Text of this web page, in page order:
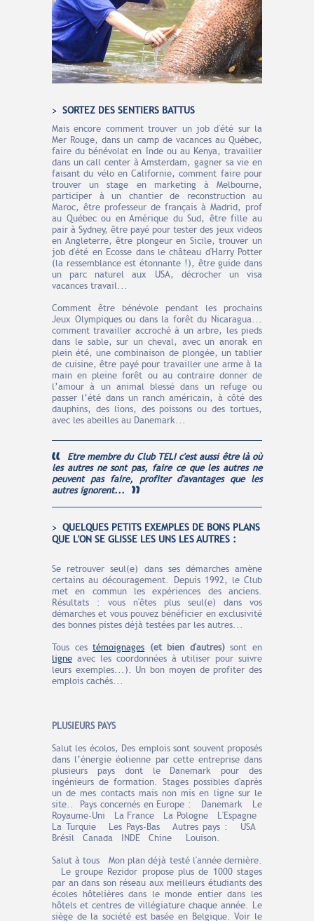
SORTEZ DES SENTIERS BATTUS
Mais encore comment trouver un job d'été sur la
Mer Rouge, dans un camp de vacances au Québec,
faire du bénévolat en Inde ou au Kenya, travailler
dans un call center à Amsterdam, gagner sa vie en
faisant du vélo en Californie, comment faire pour
trouver un stage en marketing à Melbourne,
participer à un chantier de reconstruction au
Maroc, être professeur de français à Madrid, prof
au Québec ou en Amérique du Sud, être fille au
pair à Sydney, être payé pour tester des jeux videos
en Angleterre, être plongeur en Sicile, trouver un
job d'été en Ecosse dans le château d'Harry Potter
(la ressemblance est étonnante !), être guide dans
un parc naturel aux USA, décrocher un visa
vacances travail...
Comment être bénévole pendant les prochains
Jeux Olympiques ou dans la forêt du Nicaragua...
comment travailler accroché à un arbre, les pieds
dans le sable, sur un cheval, avec un anorak en
plein été, une combinaison de plongée, un tablier
de cuisine, être payé pour travailler une arme à la
main en pleine forêt ou au contraire donner de
l’amour à un animal blessé dans un refuge ou
passer l’été dans un ranch américain, à côté des
dauphins, des lions, des poissons ou des tortues,
avec les abeilles au Danemark...
Etre membre du Club TELI c'est aussi être là où
les autres ne sont pas, faire ce que les autres ne
peuvent pas faire, profiter d'avantages que les
autres ignorent...
QUELQUES PETITS EXEMPLES DE BONS PLANS
QUE L'ON SE GLISSE LES UNS LES AUTRES :
Se retrouver seul(e) dans ses démarches amène
certains au découragement. Depuis 1992, le Club
met en commun les expériences des anciens.
Résultats : vous n'êtes plus seul(e) dans vos
démarches et vous pouvez bénéficier en exclusivité
des bonnes pistes déjà testées par les autres...
Tous cestémoignages (et bien d'autres)sont en
ligne avec les coordonnées à utiliser pour suivre
leurs exemples...). Un bon moyen de profiter des
emplois cachés...
PLUSIEURS PAYS
Salut les écolos, Des emplois sont souvent proposés
dans l’énergie éolienne par cette entreprise dans
plusieurs pays dont le Danemark pour des
ingénieurs de formation. Stages possibles d'après
un de mes contacts mais non mis en ligne sur le
site.. Pays concernés en Europe : Danemark Le
Royaume-Uni La France La Pologne L'Espagne
La Turquie Les Pays-Bas Autres pays : USA
Brésil Canada INDE Chine Louison.
Salut à tous Mon plan déjà testé l'année dernière.
Le groupe Rezidor propose plus de 1000 stages
par an dans son réseau aux meilleurs étudiants des
écoles hôtelières dans le monde entier dans les
hôtels et centres de villégiature chaque année. Le
siège de la société est basée en Belgique. Voir le